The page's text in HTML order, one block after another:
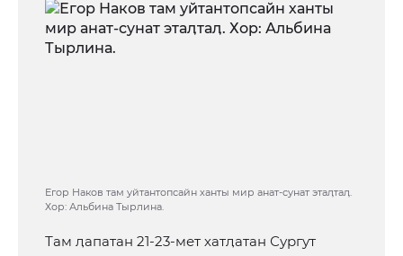
Егор Наков там уйтантопсайн ханты мир анат-сунат этаӆтаӆ.
Хор: Альбина Тырлина.
Там ӆапатан 21-23-мет хатӆатан Сургут